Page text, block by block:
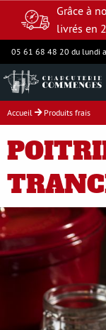
Grâce à
livrés en
05 61 68 48 20 du lundi
Jambon
Charcuterie
Produits
Assortiments
Accueil Produits frais